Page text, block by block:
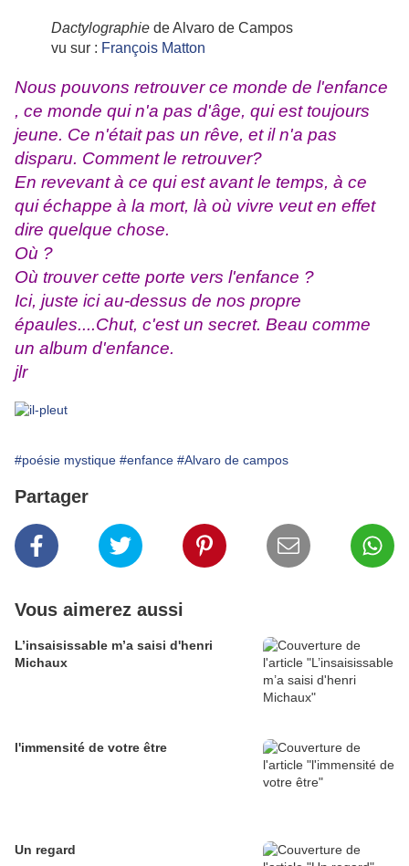
Dactylographie de Alvaro de Campos
vu sur : François Matton
Nous pouvons retrouver ce monde de l'enfance
, ce monde qui n'a pas d'âge, qui est toujours
jeune. Ce n'était pas un rêve, et il n'a pas
disparu. Comment le retrouver?
En revevant à ce qui est avant le temps, à ce
qui échappe à la mort, là où vivre veut en effet
dire quelque chose.
Où ?
Où trouver cette porte vers l'enfance ?
Ici, juste ici au-dessus de nos propre
épaules....Chut, c'est un secret. Beau comme
un album d'enfance.
jlr
#poésie mystique #enfance #Alvaro de campos
Partager
Vous aimerez aussi
L’insaisissable m’a saisi d'henri
Michaux
l'immensité de votre être
Un regard